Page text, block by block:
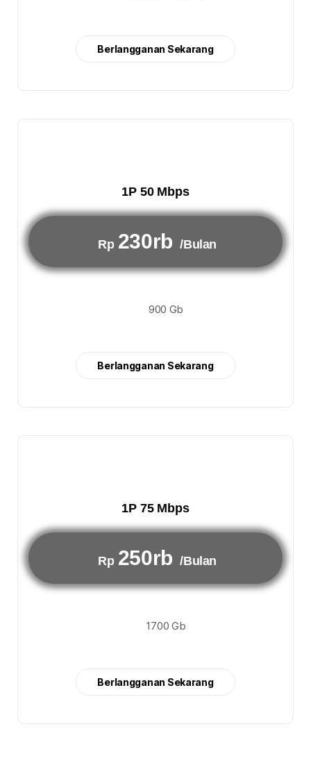
Berlangganan Sekarang
1P 50 Mbps
Rp 230rb /Bulan
900 Gb
Berlangganan Sekarang
1P 75 Mbps
Rp 250rb /Bulan
1700 Gb
Berlangganan Sekarang